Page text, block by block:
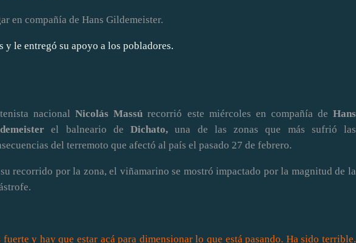
en compañía de Hans Gildemeister.
y le entregó su apoyo a los pobladores.
nacionalNicolás Massú recorrió este miércoles en compañía deHans
el balneario de Dichato, una de las zonas que más sufrió las
del terremoto que afectó al país el pasado 27 de febrero.
recorrido por la zona, el viñamarino se mostró impactado por la magnitud de la
fuerte y hay que estar acá para dimensionar lo que está pasando. Ha sido terrible.